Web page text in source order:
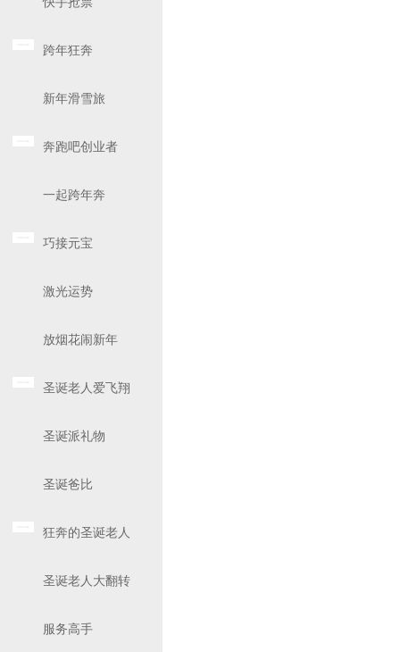
跨年狂奔
新年滑雪旅
奔跑吧创业者
一起跨年奔
巧接元宝
激光运势
放烟花闹新年
圣诞老人爱飞翔
圣诞派礼物
圣诞爸比
狂奔的圣诞老人
圣诞老人大翻转
服务高手